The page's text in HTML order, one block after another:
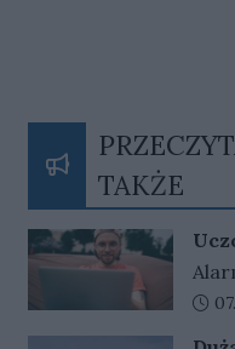
TAKŻE
Data